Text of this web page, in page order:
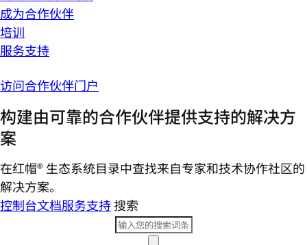
成为合作伙伴
培训
服务支持
访问合作伙伴门户
构建由可靠的合作伙伴提供支持的解决方
案
在红帽® 生态系统目录中查找来自专家和技术协作社区的
解决方案。
控制台文档服务支持搜索